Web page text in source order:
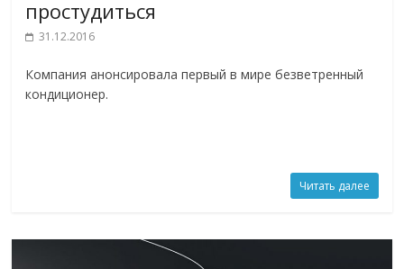
простудиться
31.12.2016
Компания анонсировала первый в мире безветренный
кондиционер.
Читать далее